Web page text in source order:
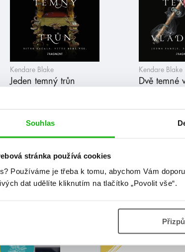
Souhlas
stránka používá cookies
Používáme je třeba k tomu, abychom Vám
dat udělíte kliknutím na tlačítko „Povolit vše“.
Kendare Blake
Jeden temný trůn
Kendare Blake
Dvě temné
zajímat
citáty
Mluv pravdu a
co dělat, když
slyší, je